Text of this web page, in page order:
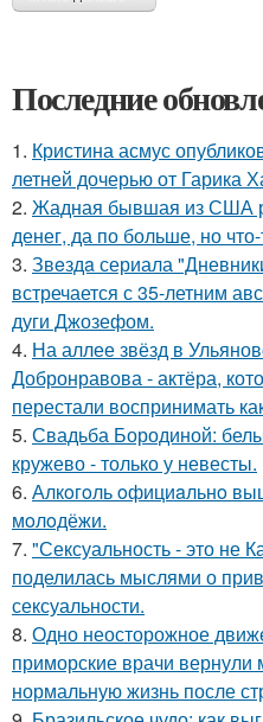
Последние
1. Кристина асмус
летней дочерью от Гарика
2. Жадная бывшая из США
денег, да по больше, но
3. Звeздa сериала
встречается с 35-летним
дуги Джозефом.
4. На аллее звёзд в
Добронравова - актёра,
перестали воспринимать
5. Свадьба Бородиной:
кружево - только у невесты.
6. Алкoгoль oфициaльнo
мoлoдёжи.
7. "Сексуальность - это не
поделилась мыслями о
сексуальности.
8. Одно неосторожное
приморские врачи
нормальную жизнь после